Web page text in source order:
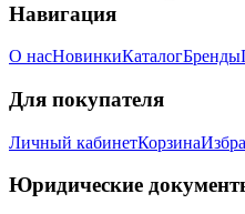
Навигация
О насНовинкиКаталогБренды
Для покупателя
Личный кабинетКорзина
Юридические